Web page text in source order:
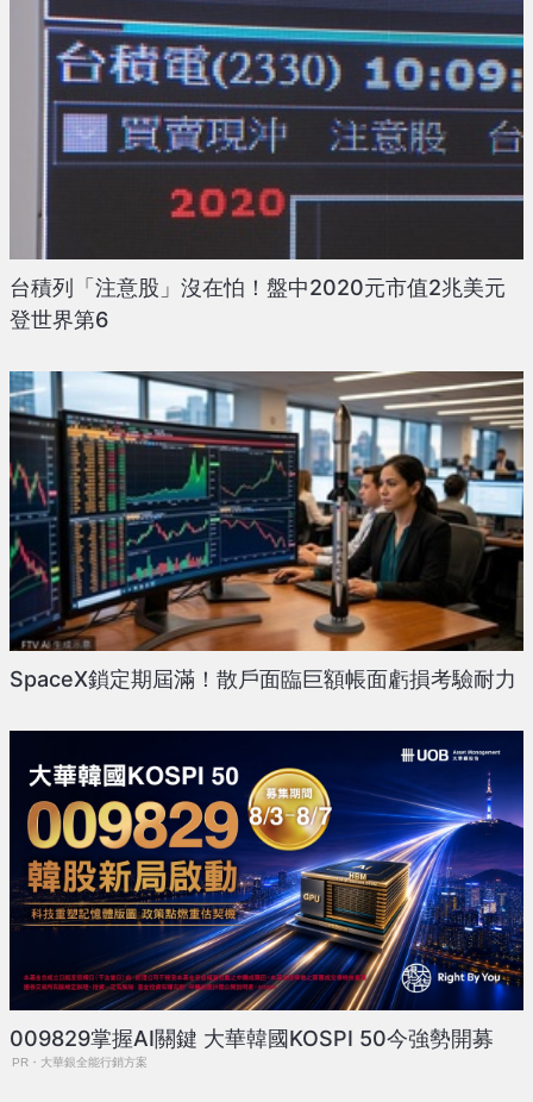
台積列「注意股」沒在怕！盤中2020元市值2兆美元
登世界第6
SpaceX鎖定期屆滿！散戶面臨巨額帳面虧損考驗耐力
009829掌握AI關鍵 大華韓國KOSPI 50今強勢開募
PR・大華銀全能行銷方案